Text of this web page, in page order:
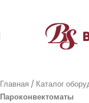
Главная Каталог
Пароконвектоматы